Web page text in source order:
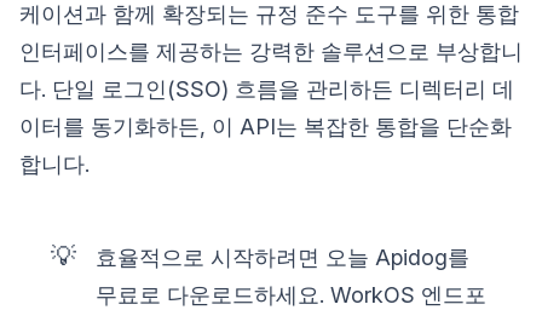
케이션과 함께 확장되는 규정 준수 도구를 위한 통합
인터페이스를 제공하는 강력한 솔루션으로 부상합니
다. 단일 로그인(SSO) 흐름을 관리하든 디렉터리 데
이터를 동기화하든, 이 API는 복잡한 통합을 단순화
합니다.
💡
효율적으로 시작하려면 오늘 Apidog를
무료로 다운로드하세요. WorkOS 엔드포